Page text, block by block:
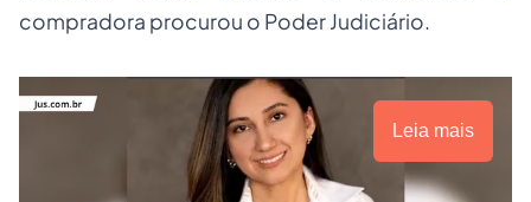
compradora procurou o Poder Judiciário.
Leia mais